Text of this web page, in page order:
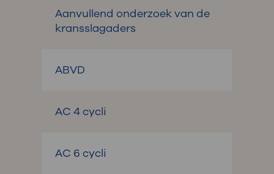
Aanvullend onderzoek van de
kransslagaders
ABVD
AC 4 cycli
AC 6 cycli